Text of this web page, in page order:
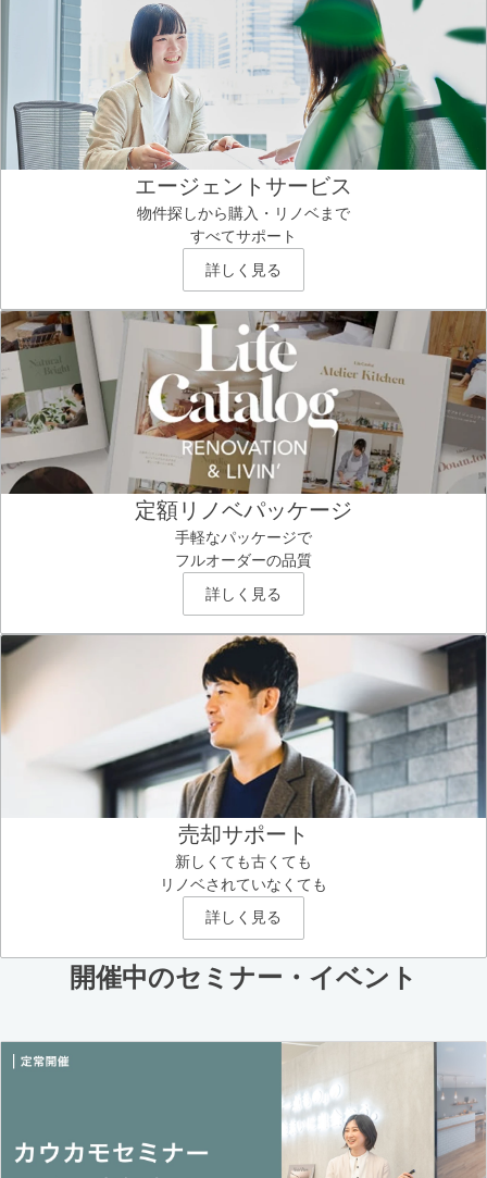
エージェントサービス
物件探しから購入・リノベまで
すべてサポート
詳しく見る
定額リノベパッケージ
手軽なパッケージで
フルオーダーの品質
詳しく見る
売却サポート
新しくても古くても
リノベされていなくても
詳しく見る
開催中のセミナー・イベント